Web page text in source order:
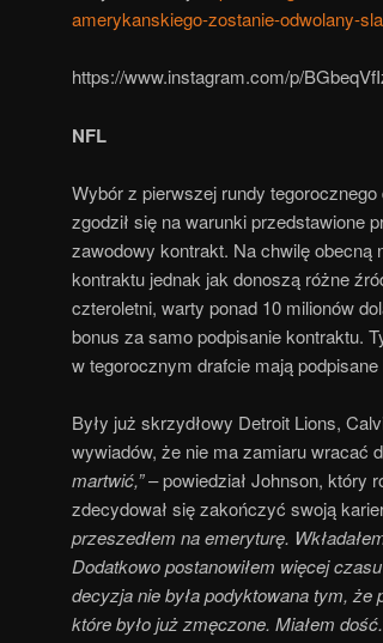
amerykanskiego-zostanie-odwolany-
https://www.instagram.com/p/
NFL
Wybór z pierwszej rundy
zgodził się na warunki przedstawione
zawodowy kontrakt. Na chwilę obecną
kontraktu jednak jak donoszą różne
czteroletni, warty ponad 10 milionów
bonus za samo podpisanie kontraktu.
w tegorocznym drafcie mają
Były już skrzydłowy Detroit Lions,
wywiadów, że nie ma zamiaru wracać
martwić,”– powiedział Johnson, który
zdecydował się zakończyć swoją
przeszedłem na emeryturę.
Dodatkowo postanowiłem więcej
decyzja nie była podyktowana tym, że
które było już zmęczone. Miałem